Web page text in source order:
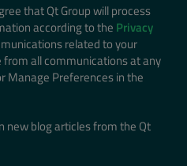
that Qt Group will process
according to the Privacy
related to your
from all communications at any
Manage Preferences in the
new blog articles from the Qt